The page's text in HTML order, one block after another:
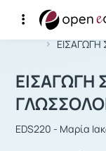
Αρχική
Μάθημα :
ΕΙΣΑΓΩΓΗ
EDS220 - Μαρία